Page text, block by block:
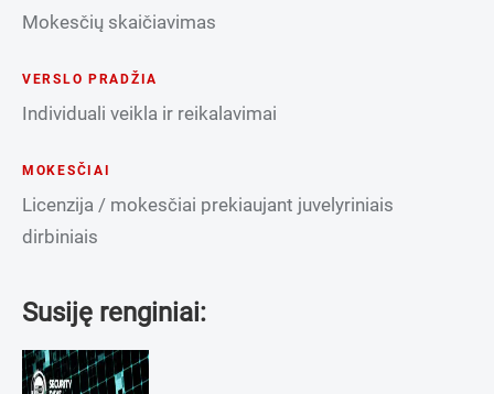
Mokesčių skaičiavimas
VERSLO PRADŽIA
Individuali veikla ir reikalavimai
MOKESČIAI
Licenzija / mokesčiai prekiaujant juvelyriniais
dirbiniais
Susiję renginiai: